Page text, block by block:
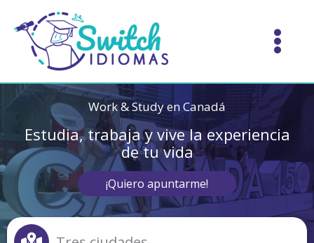
contenido
Work & Study en Canadá
Estudia, trabaja y vive la experiencia
de tu vida
¡Quiero apuntarme!